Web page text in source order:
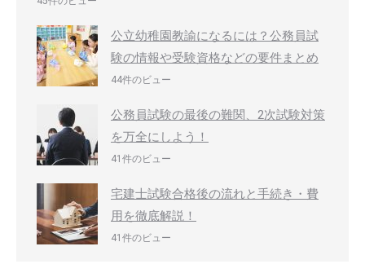
公立幼稚園教諭になるには？公務員試
験の情報や受験資格などの要件まとめ
44件のビュー
公務員試験の最後の難関、2次試験対策
を万全にしよう！
41件のビュー
宅建士試験合格後の流れと手続き・費
用を徹底解説！
41件のビュー